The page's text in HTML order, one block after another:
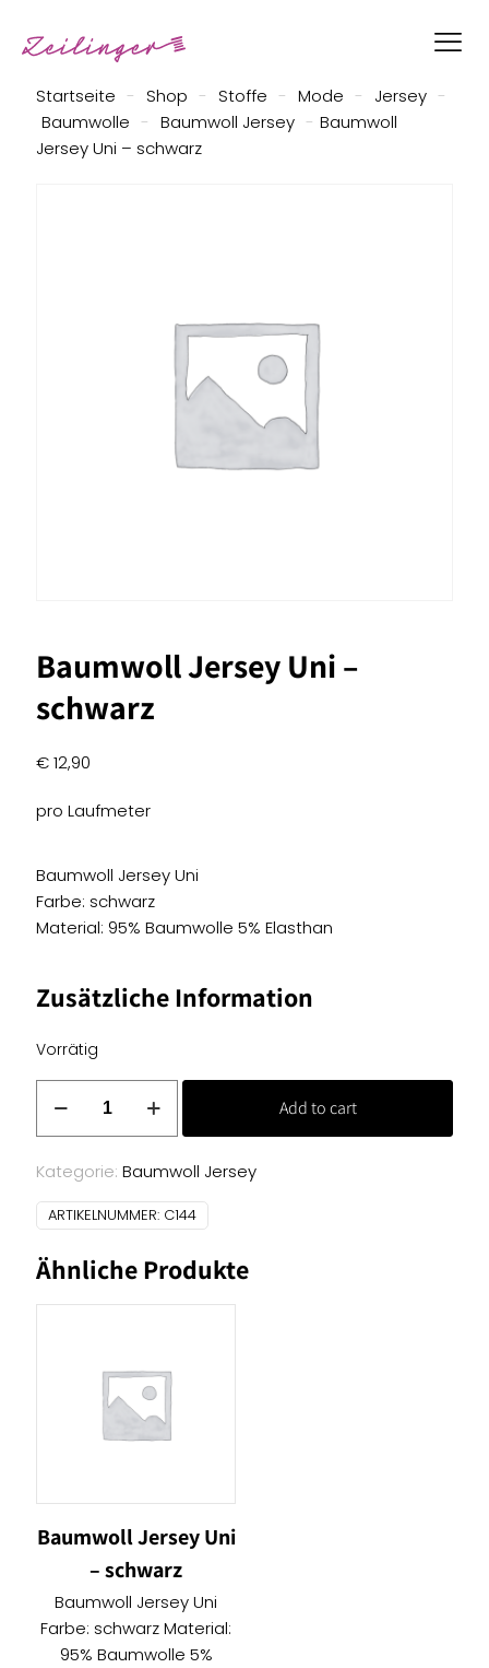
Startseite - Shop - Stoffe - Mode - Jersey -
Baumwolle - Baumwoll Jersey - Baumwoll
Jersey Uni – schwarz
Baumwoll Jersey Uni –
schwarz
€12,90
pro Laufmeter
Baumwoll Jersey Uni
Farbe: schwarz
Material: 95% Baumwolle 5% Elasthan
Zusätzliche Information
Vorrätig
Uni
-
schwarz
Menge
Add to cart
Kategorie: Baumwoll Jersey
ARTIKELNUMMER: C144
Ähnliche Produkte
Baumwoll Jersey Uni
– schwarz
Baumwoll Jersey Uni
Farbe: schwarz Material:
95% Baumwolle 5%